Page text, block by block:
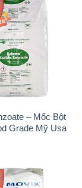
– Mốc Bột
Grade Mỹ Usa